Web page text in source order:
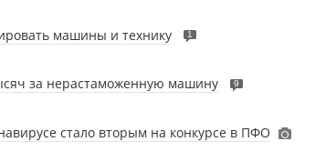
машины и технику 1
за нерастаможенную машину 9
стало вторым на конкурсе в ПФО